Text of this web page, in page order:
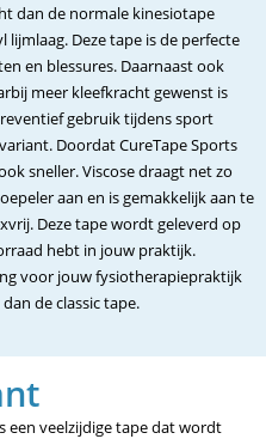
dan de normale kinesiotape
Deze tape is de perfecte
en blessures. Daarnaast ook
meer kleefkracht gewenst is
gebruik tijdens sport
Doordat CureTape Sports
sneller. Viscose draagt net zo
aan en is gemakkelijk aan te
Deze tape wordt geleverd op
hebt in jouw praktijk.
voor jouw fysiotherapiepraktijk
de classic tape.
een veelzijdige tape dat wordt